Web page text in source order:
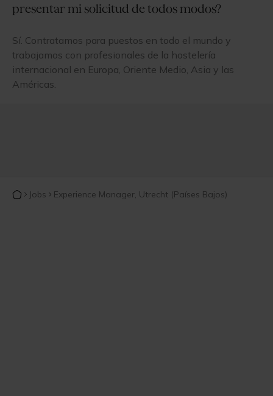
presentar mi solicitud de todos modos?
Sí. Contratamos para puestos en todo el mundo y
trabajamos con profesionales de la hostelería
internacional en Europa, Oriente Medio, Asia y las
Américas.
Jobs Experience Manager, Utrecht (Países Bajos)